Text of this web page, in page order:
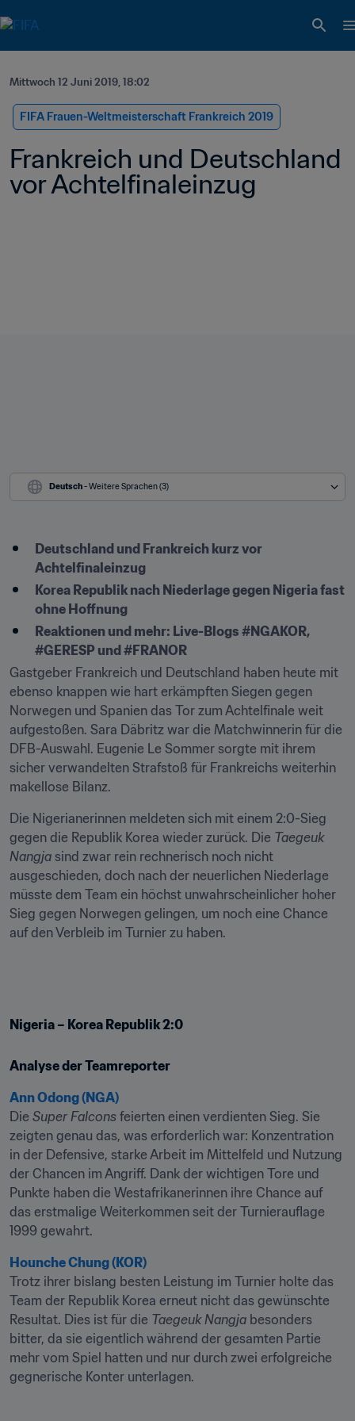
Mittwoch 12 Juni 2019, 18:02
FIFA Frauen-Weltmeisterschaft Frankreich 2019
Frankreich und Deutschland
vor Achtelfinaleinzug
Deutsch - Weitere Sprachen (3)
Deutschland und Frankreich kurz vor
Achtelfinaleinzug
Korea Republik nach Niederlage gegen Nigeria fast
ohne Hoffnung
Reaktionen und mehr: Live-Blogs #NGAKOR,
#GERESP und #FRANOR
Gastgeber Frankreich und Deutschland haben heute mit
ebenso knappen wie hart erkämpften Siegen gegen
Norwegen und Spanien das Tor zum Achtelfinale weit
aufgestoßen. Sara Däbritz war die Matchwinnerin für die
DFB-Auswahl. Eugenie Le Sommer sorgte mit ihrem
sicher verwandelten Strafstoß für Frankreichs weiterhin
makellose Bilanz.
Die Nigerianerinnen meldeten sich mit einem 2:0-Sieg
gegen die Republik Korea wieder zurück. Die Taegeuk
Nangja sind zwar rein rechnerisch noch nicht
ausgeschieden, doch nach der neuerlichen Niederlage
müsste dem Team ein höchst unwahrscheinlicher hoher
Sieg gegen Norwegen gelingen, um noch eine Chance
auf den Verbleib im Turnier zu haben.
Nigeria – Korea Republik 2:0
Analyse der Teamreporter
Ann Odong (NGA)
Die Super Falcons feierten einen verdienten Sieg. Sie
zeigten genau das, was erforderlich war: Konzentration
in der Defensive, starke Arbeit im Mittelfeld und Nutzung
der Chancen im Angriff. Dank der wichtigen Tore und
Punkte haben die Westafrikanerinnen ihre Chance auf
das erstmalige Weiterkommen seit der Turnierauflage
1999 gewahrt.
Hounche Chung (KOR)
Trotz ihrer bislang besten Leistung im Turnier holte das
Team der Republik Korea erneut nicht das gewünschte
Resultat. Dies ist für die Taegeuk Nangja besonders
bitter, da sie eigentlich während der gesamten Partie
mehr vom Spiel hatten und nur durch zwei erfolgreiche
gegnerische Konter unterlagen.